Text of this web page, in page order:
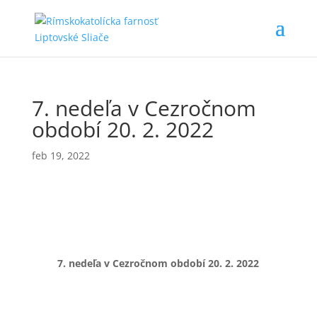
7. nedeľa v Cezročnom
období 20. 2. 2022
feb 19, 2022
7. nedeľa v Cezročnom období20. 2. 2022